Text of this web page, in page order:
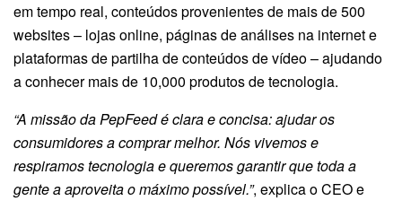
em tempo real, conteúdos provenientes de mais de 500
websites – lojas online, páginas de análises na internet e
plataformas de partilha de conteúdos de vídeo – ajudando
a conhecer mais de 10,000 produtos de tecnologia.
“A missão da PepFeed é clara e concisa: ajudar os
consumidores a comprar melhor. Nós vivemos e
respiramos tecnologia e queremos garantir que toda a
gente a aproveita o máximo possível.”, explica o CEO e